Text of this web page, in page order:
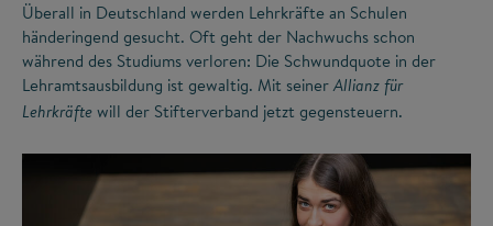
Überall in Deutschland werden Lehrkräfte an Schulen
händeringend gesucht. Oft geht der Nachwuchs schon
während des Studiums verloren: Die Schwundquote in der
Lehramtsausbildung ist gewaltig. Mit seiner Allianz für
Lehrkräfte will der Stifterverband jetzt gegensteuern.